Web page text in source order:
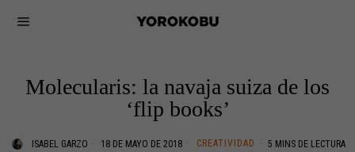
Molecularis: la navaja suiza de los
‘flip books’
ISABEL GARZO 18 DE MAYO DE 2018 CREATIVIDAD 5 MINS DE LECTURA